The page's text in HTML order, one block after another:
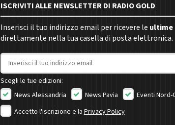
ISCRIVITI ALLE NEWSLETTER DI RADIO GOLD
Inserisci il tuo indirizzo email per ricevere le ultime
direttamente nella tua casella di posta elettronica.
Indirizzo email
Scegli le tue edizioni:
News Alessandria
News Pavia
Eventi
Accetto l'iscrizione e laPrivacy Policy